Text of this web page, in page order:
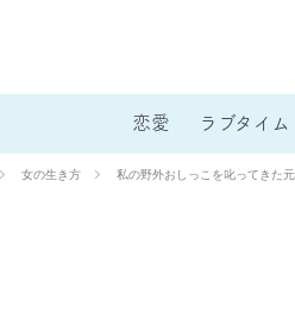
恋愛 ラブタイム
女の生き方 私の野外おしっこを叱ってきた